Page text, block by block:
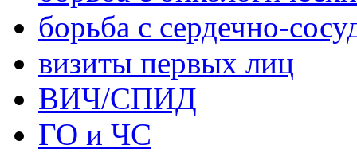
борьба с сердечно-
визиты первых лиц
ВИЧ/СПИД
ГО и ЧС